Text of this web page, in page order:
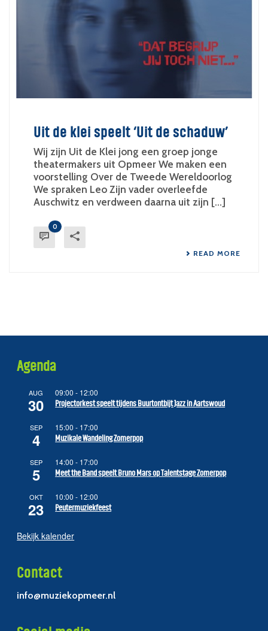
Uit de klei speelt ‘Uit de schaduw’
Wij zijn Uit de Klei jong een groep jonge
theatermakers uit Opmeer We maken een
voorstelling Over de Tweede Wereldoorlog
We spraken Leo Zijn vader overleefde
Auschwitz en verdween daarna uit zijn [...]
0
READ MORE
Agenda
AUG
30
09:00 - 12:00
Projectorkest speelt tijdens Buurtontbijt Jazz in Aartswoud
SEP
4
15:00 - 17:00
Muzikale Wandeling Zomerpop
SEP
5
14:00 - 17:00
Meet the Band speelt Bruno Mars op Talentstage Zomerpop
OKT
23
10:00 - 12:00
Peutermuziekfeest
Bekijk kalender
Contact
info@muziekopmeer.nl